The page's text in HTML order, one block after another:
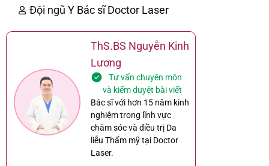
Đội ngũ Y Bác sĩ Doctor Laser
ThS.BS Nguyễn Kinh
Lương
Tư vấn chuyên môn
và kiểm duyệt bài viết
Bác sĩ với hơn 15 năm kinh
nghiệm trong lĩnh vực
chăm sóc và điều trị Da
liễu Thẩm mỹ tại Doctor
Laser.